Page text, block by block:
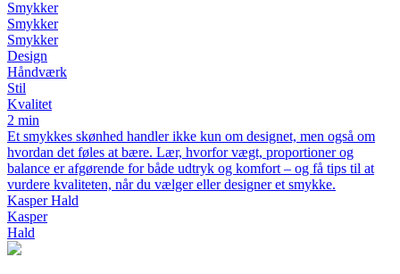
Smykker
Smykker
Smykker
Design
Håndværk
Stil
Kvalitet
2 min
Et smykkes skønhed handler ikke kun om designet, men også om
hvordan det føles at bære. Lær, hvorfor vægt, proportioner og
balance er afgørende for både udtryk og komfort – og få tips til at
vurdere kvaliteten, når du vælger eller designer et smykke.
Kasper Hald
Kasper
Hald